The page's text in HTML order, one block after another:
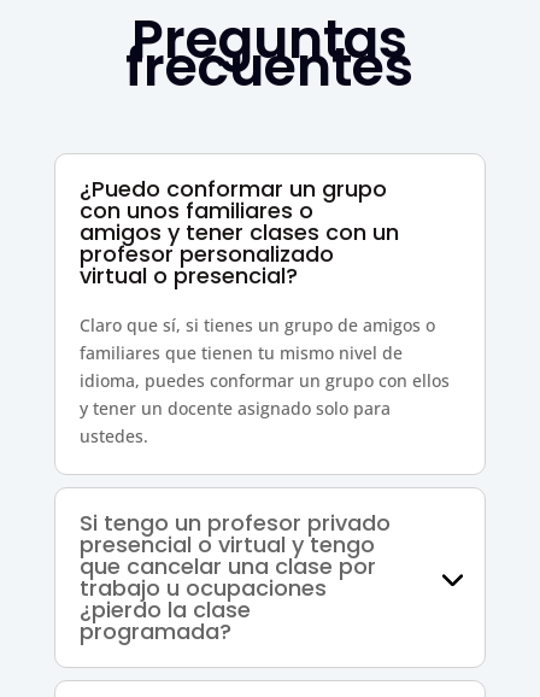
Preguntas
frecuentes
¿Puedo conformar un grupo
con unos familiares o
amigos y tener clases con un
profesor personalizado
virtual o presencial?
Claro que sí, si tienes un grupo de amigos o
familiares que tienen tu mismo nivel de
idioma, puedes conformar un grupo con ellos
y tener un docente asignado solo para
ustedes.
Si tengo un profesor privado
presencial o virtual y tengo
que cancelar una clase por
trabajo u ocupaciones
¿pierdo la clase
programada?